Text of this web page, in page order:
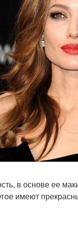
в основе ее
имеют